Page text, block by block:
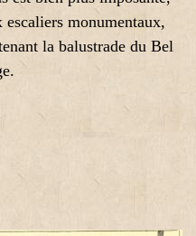
escaliers monumentaux,
la balustrade du Bel